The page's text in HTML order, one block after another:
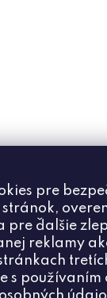
pre
pre ďalšie
reklamy
s používaním